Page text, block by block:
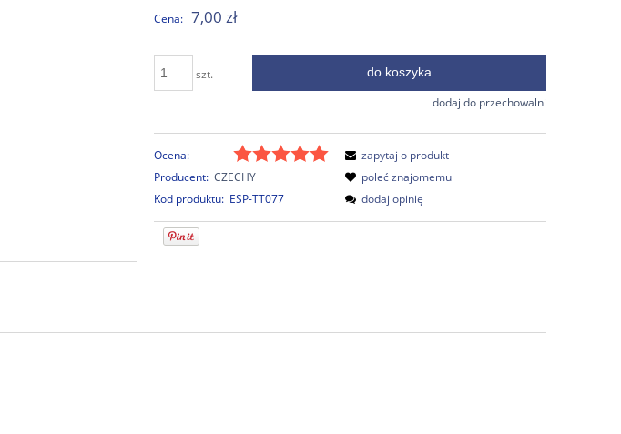
Cena: 7,00 zł
szt. do koszyka
dodaj do przechowalni
Ocena:
Producent: CZECHY
Kod produktu: ESP-TT077
zapytaj o produkt
poleć znajomemu
dodaj opinię